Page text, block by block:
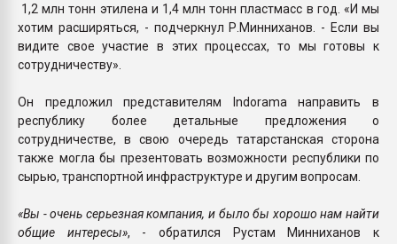
1,2 млн тонн этилена и 1,4 млн тонн пластмасс в год. «И мы
хотим расширяться, - подчеркнул Р.Минниханов. - Если вы
видите свое участие в этих процессах, то мы готовы к
сотрудничеству».
Он предложил представителям Indorama направить в
республику более детальные предложения о
сотрудничестве, в свою очередь татарстанская сторона
также могла бы презентовать возможности республики по
сырью, транспортной инфраструктуре и другим вопросам.
«Вы - очень серьезная компания, и было бы хорошо нам найти
общие интересы», - обратился Рустам Минниханов к